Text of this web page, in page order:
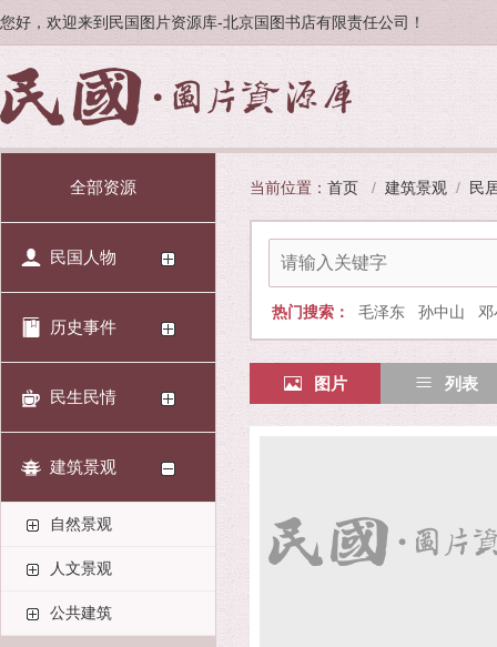
您好，欢迎来到民国图片资源库-北京国图书店有限责任公司！
全部资源
民国人物
历史事件
民生民情
建筑景观
自然景观
人文景观
公共建筑
当前位置： 首页 / 建筑景观 / 民
热门搜索： 毛泽东 孙中山
图片 列表